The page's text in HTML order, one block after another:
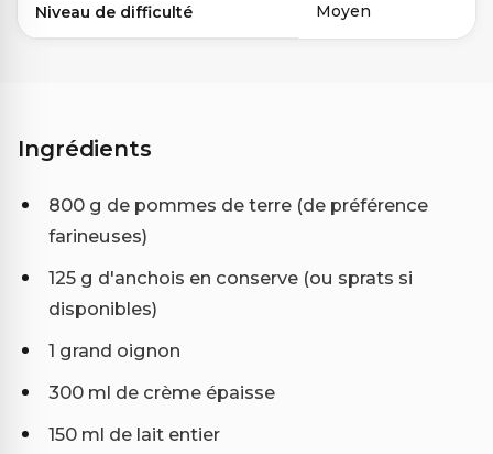
Niveau de difficulté Moyen
Ingrédients
800 g de pommes de terre (de préférence
farineuses)
125 g d'anchois en conserve (ou sprats si
disponibles)
1 grand oignon
300 ml de crème épaisse
150 ml de lait entier